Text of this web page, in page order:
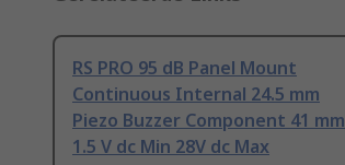
RS PRO 95 dB Panel Mount
Continuous Internal 24.5 mm
Piezo Buzzer Component 41 mm
1.5 V dc Min 28V dc Max